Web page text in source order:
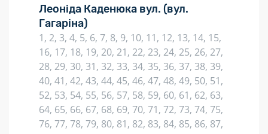
Леоніда Каденюка вул. (вул.
Гагаріна)
1, 2, 3, 4, 5, 6, 7, 8, 9, 10, 11, 12, 13, 14, 15,
16, 17, 18, 19, 20, 21, 22, 23, 24, 25, 26, 27,
28, 29, 30, 31, 32, 33, 34, 35, 36, 37, 38, 39,
40, 41, 42, 43, 44, 45, 46, 47, 48, 49, 50, 51,
52, 53, 54, 55, 56, 57, 58, 59, 60, 61, 62, 63,
64, 65, 66, 67, 68, 69, 70, 71, 72, 73, 74, 75,
76, 77, 78, 79, 80, 81, 82, 83, 84, 85, 86, 87,